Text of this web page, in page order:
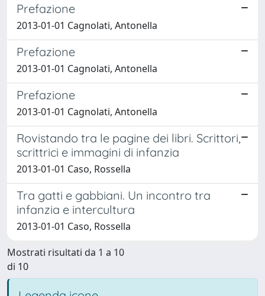
Prefazione
2013-01-01 Cagnolati, Antonella
Prefazione
2013-01-01 Cagnolati, Antonella
Prefazione
2013-01-01 Cagnolati, Antonella
Rovistando tra le pagine dei libri. Scrittori,
scrittrici e immagini di infanzia
2013-01-01 Caso, Rossella
Tra gatti e gabbiani. Un incontro tra
infanzia e intercultura
2013-01-01 Caso, Rossella
Mostrati risultati da 1 a 10
di 10